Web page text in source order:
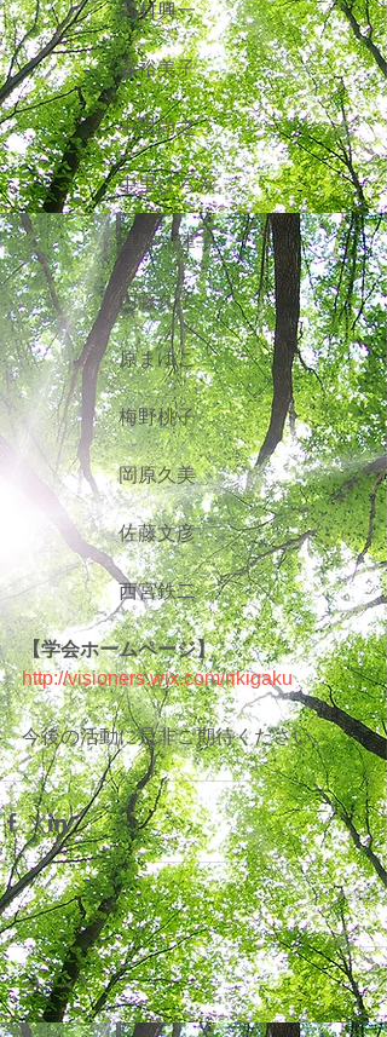
岡村興一
森裕美子
中里尚之
中里ひろみ
真野知津子
内藤久子
原まゆこ
梅野桃子
岡原久美
佐藤文彦
西宮鉄二
【学会ホームページ】
http://visioners.wix.com/rikigaku
今後の活動に是非ご期待ください。
コメント